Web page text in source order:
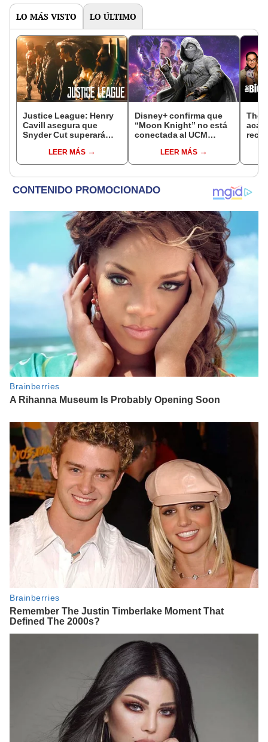
LO MÁS VISTO LO ÚLTIMO
Justice League: Henry
Cavill asegura que
Snyder Cut superará
LEER MÁS
Disney+ confirma que
“Moon Knight” no está
conectada al UCM
LEER MÁS
The